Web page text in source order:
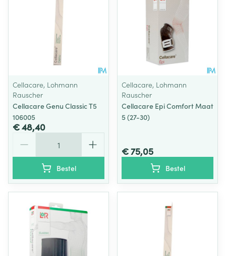
Cellacare, Lohmann
Rauscher
Cellacare Genu Classic T5
106005
€ 48,40
Bestel
Cellacare, Lohmann
Rauscher
Cellacare Epi Comfort Maat
5 (27-30)
€ 75,05
Bestel